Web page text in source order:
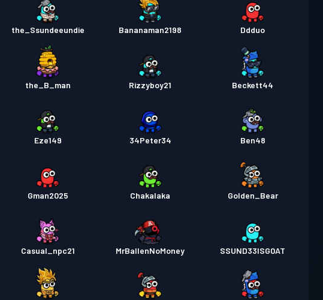
the_Ssundeeundie Bananaman2198 Ddduo
the_B_man Rizzyboy21 Beckett44
Eze149 34Peter34 Ben48
Gman2025 Chakalaka Golden_Bear
Casual_npc21 MrBallenNoMoney SSUND33ISG0AT